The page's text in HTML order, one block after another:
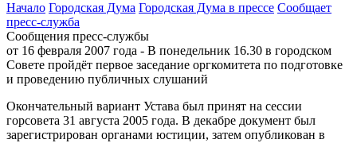
Начало Городская Дума Городская Дума в прессе Сообщает
пресс-cлужба
Сообщения пресс-службы
от 16 февраля 2007 года - В понедельник 16.30 в городском
Совете пройдёт первое заседание оргкомитета по подготовке
и проведению публичных слушаний
Окончательный вариант Устава был принят на сессии
горсовета 31 августа 2005 года. В декабре документ был
зарегистрирован органами юстиции, затем опубликован в